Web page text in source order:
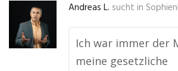
Andreas L. sucht in
Ich war immer der
meine gesetzliche